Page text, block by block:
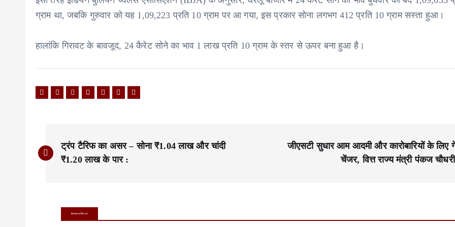
ग्राम था, जबकि गुरुवार को यह 1,09,223 प्रति 10 ग्राम पर आ गया, इस प्रकार सोना लगभग 412 प्रति 10 ग्राम सस्ता हुआ।
हालांकि गिरावट के बावजूद, 24 कैरेट सोने का भाव 1 लाख प्रति 10 ग्राम के स्तर से ऊपर बना हुआ है।
o
ट्रंप टैरिफ का असर – सोना ₹1.04 लाख और चांदी
₹1.20 लाख के पार :
जीएसटी सुधार आम आदमी और कारोबारियों के लिए
चेंजर, वित्त राज्य मंत्री पंकज
Related Posts